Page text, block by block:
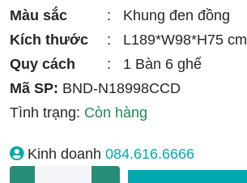
Màu sắc
:
Khung đen đồng
Kích thước
:
L189*W98*H75 cm
Quy cách
:
1 Bàn 6 ghế
Mã SP: BND-N18998CCD
Tình trạng: Còn hàng
Kinh doanh 084.616.6666